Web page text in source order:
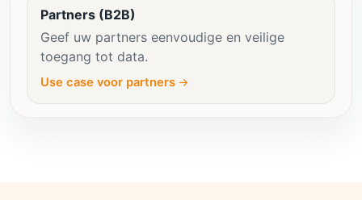
Partners (B2B)
Geef uw partners eenvoudige en veilige
toegang tot data.
Use case voor partners